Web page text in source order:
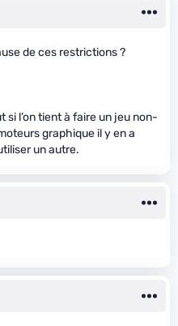
de ces restrictions ?
si l’on tient à faire un jeu non-
graphique il y en a
un autre.